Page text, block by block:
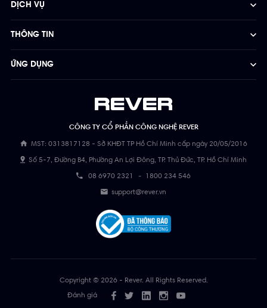
CÔNG TY CỔ PHẦN CÔNG NGHỆ REVER
MST: 0313817128 - Sở KHĐT TP Hồ Chí Minh cấp ngày 20/05/2016
Số 5-7, Đường B4, Phường An Lợi Đông, TP. Thủ Đức, TP. Hồ Chí Minh
08 6970 2321 - 1800 234 546
support@rever.vn
DỊCH VỤ
THÔNG TIN
ỨNG DỤNG
Copyright © 2026 - Rever. All Rights Reserved.
Đánh giá